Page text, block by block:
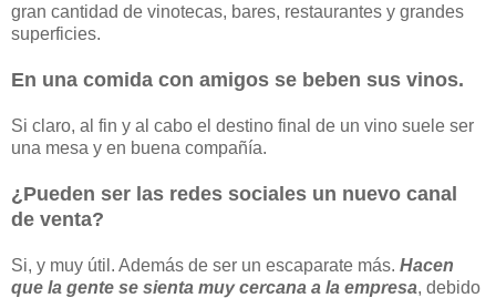
gran cantidad de vinotecas, bares, restaurantes y grandes
superficies.
En una comida con amigos se beben sus vinos.
Si claro, al fin y al cabo el destino final de un vino suele ser
una mesa y en buena compañía.
¿Pueden ser las redes sociales un nuevo canal
de venta?
Si, y muy útil. Además de ser un escaparate más. Hacen
que la gente se sienta muy cercana a la empresa, debido